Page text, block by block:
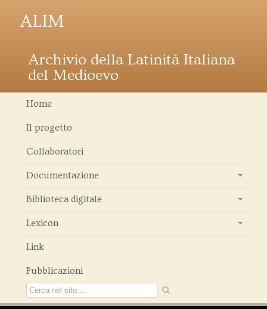
ALIM
Archivio della Latinità Italiana
del Medioevo
Home
Il progetto
Collaboratori
Documentazione
Biblioteca digitale
Lexicon
Link
Pubblicazioni